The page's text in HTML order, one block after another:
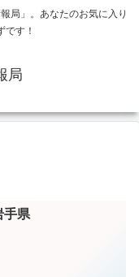
局」。あなたのお気に入り
です！
局
手県